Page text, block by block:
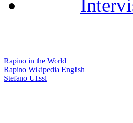
Rapino in the World
Rapino Wikipedia English
Stefano Ulissi